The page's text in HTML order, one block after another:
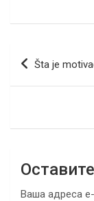
ce
o
tt
Кретање
чланка
Šta je
Ваша адреса